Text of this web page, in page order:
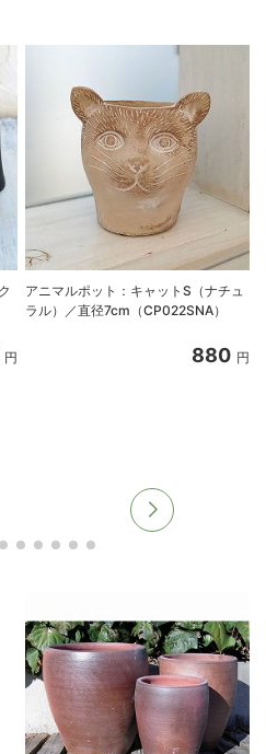
円
アニマルポット：キャットS（ナチュ
ラル）／直径7cm（CP022SNA）
880 円